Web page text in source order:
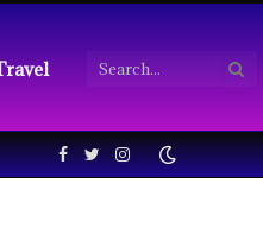
Facebook
TwitterInstagram